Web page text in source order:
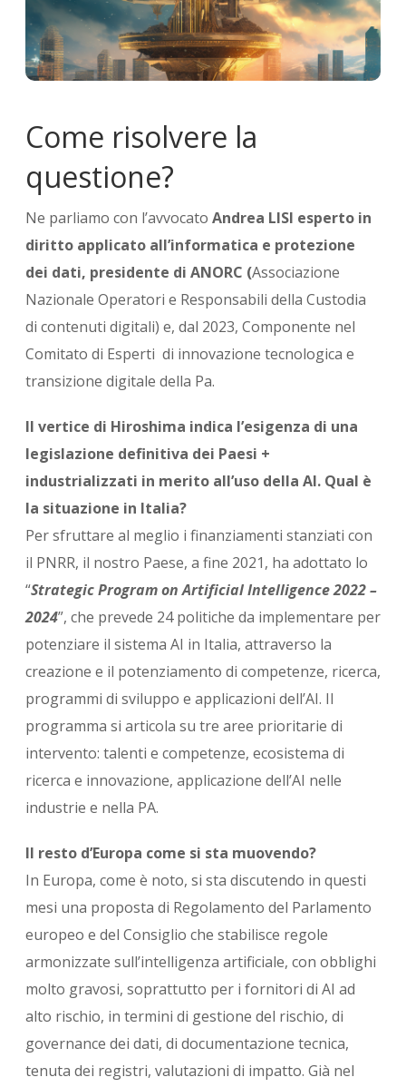
Come risolvere la
questione?
Ne parliamo con l’avvocato Andrea LISI esperto in
diritto applicato all’informatica e protezione
dei dati, presidente di ANORC (Associazione
Nazionale Operatori e Responsabili della Custodia
di contenuti digitali) e, dal 2023, Componente nel
Comitato di Esperti di innovazione tecnologica e
transizione digitale della Pa.
Il vertice di Hiroshima indica l’esigenza di una
legislazione definitiva dei Paesi +
industrializzati in merito all’uso della AI. Qual è
la situazione in Italia?
Per sfruttare al meglio i finanziamenti stanziati con
il PNRR, il nostro Paese, a fine 2021, ha adottato lo
“Strategic Program on Artificial Intelligence 2022 –
2024”, che prevede 24 politiche da implementare per
potenziare il sistema AI in Italia, attraverso la
creazione e il potenziamento di competenze, ricerca,
programmi di sviluppo e applicazioni dell’AI. Il
programma si articola su tre aree prioritarie di
intervento: talenti e competenze, ecosistema di
ricerca e innovazione, applicazione dell’AI nelle
industrie e nella PA.
Il resto d’Europa come si sta muovendo?
In Europa, come è noto, si sta discutendo in questi
mesi una proposta di Regolamento del Parlamento
europeo e del Consiglio che stabilisce regole
armonizzate sull’intelligenza artificiale, con obblighi
molto gravosi, soprattutto per i fornitori di AI ad
alto rischio, in termini di gestione del rischio, di
governance dei dati, di documentazione tecnica,
tenuta dei registri, valutazioni di impatto. Già nel